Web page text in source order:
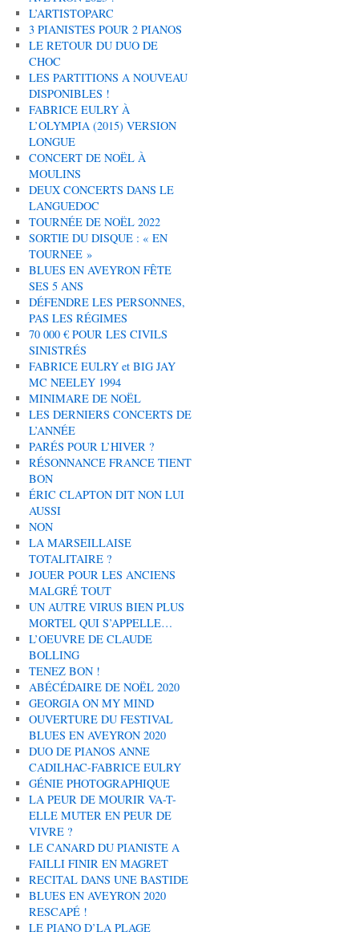
L’ARTISTOPARC
3 PIANISTES POUR 2 PIANOS
LE RETOUR DU DUO DE
CHOC
LES PARTITIONS A NOUVEAU
DISPONIBLES !
FABRICE EULRY À
L’OLYMPIA (2015) VERSION
LONGUE
CONCERT DE NOËL À
MOULINS
DEUX CONCERTS DANS LE
LANGUEDOC
TOURNÉE DE NOËL 2022
SORTIE DU DISQUE : « EN
TOURNEE »
BLUES EN AVEYRON FÊTE
SES 5 ANS
DÉFENDRE LES PERSONNES,
PAS LES RÉGIMES
70 000 € POUR LES CIVILS
SINISTRÉS
FABRICE EULRY et BIG JAY
MC NEELEY 1994
MINIMARE DE NOËL
LES DERNIERS CONCERTS DE
L’ANNÉE
PARÉS POUR L’HIVER ?
RÉSONNANCE FRANCE TIENT
BON
ÉRIC CLAPTON DIT NON LUI
AUSSI
NON
LA MARSEILLAISE
TOTALITAIRE ?
JOUER POUR LES ANCIENS
MALGRÉ TOUT
UN AUTRE VIRUS BIEN PLUS
MORTEL QUI S’APPELLE…
L’OEUVRE DE CLAUDE
BOLLING
TENEZ BON !
ABÉCÉDAIRE DE NOËL 2020
GEORGIA ON MY MIND
OUVERTURE DU FESTIVAL
BLUES EN AVEYRON 2020
DUO DE PIANOS ANNE
CADILHAC-FABRICE EULRY
GÉNIE PHOTOGRAPHIQUE
LA PEUR DE MOURIR VA-T-
ELLE MUTER EN PEUR DE
VIVRE ?
LE CANARD DU PIANISTE A
FAILLI FINIR EN MAGRET
RECITAL DANS UNE BASTIDE
BLUES EN AVEYRON 2020
RESCAPÉ !
LE PIANO D’LA PLAGE